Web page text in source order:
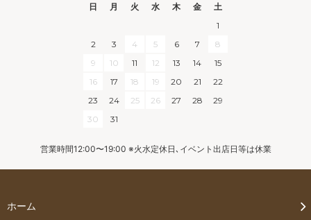
日
月 火 水 木 金
土
1
2
3 4 5 6 7
8
9
10 11 12 13 14
15
16
17 18 19 20 21
22
23
24 25 26 27 28
29
30
31
営業時間12:00〜19:00 ※火水定休日､イベント出店日等は休業
ホーム